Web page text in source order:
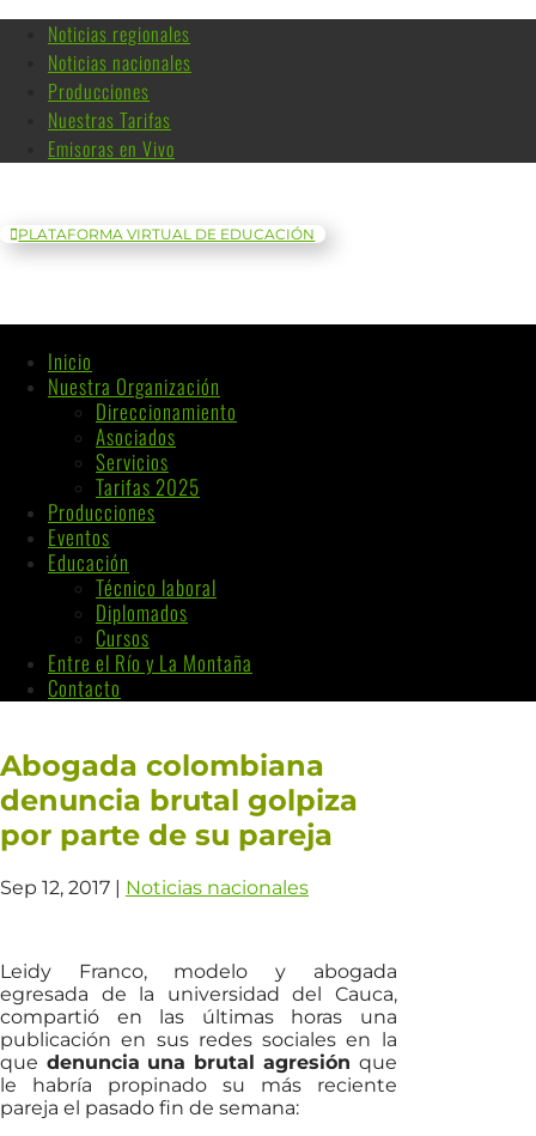
Noticias regionales
Noticias nacionales
Producciones
Nuestras Tarifas
Emisoras en Vivo
PLATAFORMA VIRTUAL DE EDUCACIÓN
Inicio
Nuestra Organización
Direccionamiento
Asociados
Servicios
Tarifas 2025
Producciones
Eventos
Educación
Técnico laboral
Diplomados
Cursos
Entre el Río y La Montaña
Contacto
Abogada colombiana
denuncia brutal golpiza
por parte de su pareja
Sep 12, 2017 | Noticias nacionales
Leidy Franco, modelo y abogada
egresada de la universidad del Cauca,
compartió en las últimas horas una
publicación en sus redes sociales en la
que denuncia una brutal agresión que
le habría propinado su más reciente
pareja el pasado fin de semana: